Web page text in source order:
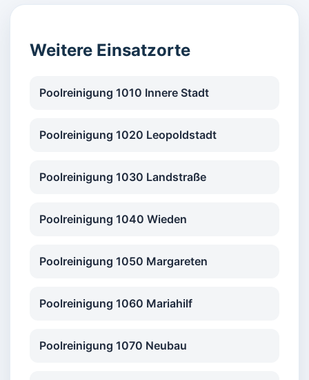
Weitere Einsatzorte
Poolreinigung 1010 Innere Stadt
Poolreinigung 1020 Leopoldstadt
Poolreinigung 1030 Landstraße
Poolreinigung 1040 Wieden
Poolreinigung 1050 Margareten
Poolreinigung 1060 Mariahilf
Poolreinigung 1070 Neubau